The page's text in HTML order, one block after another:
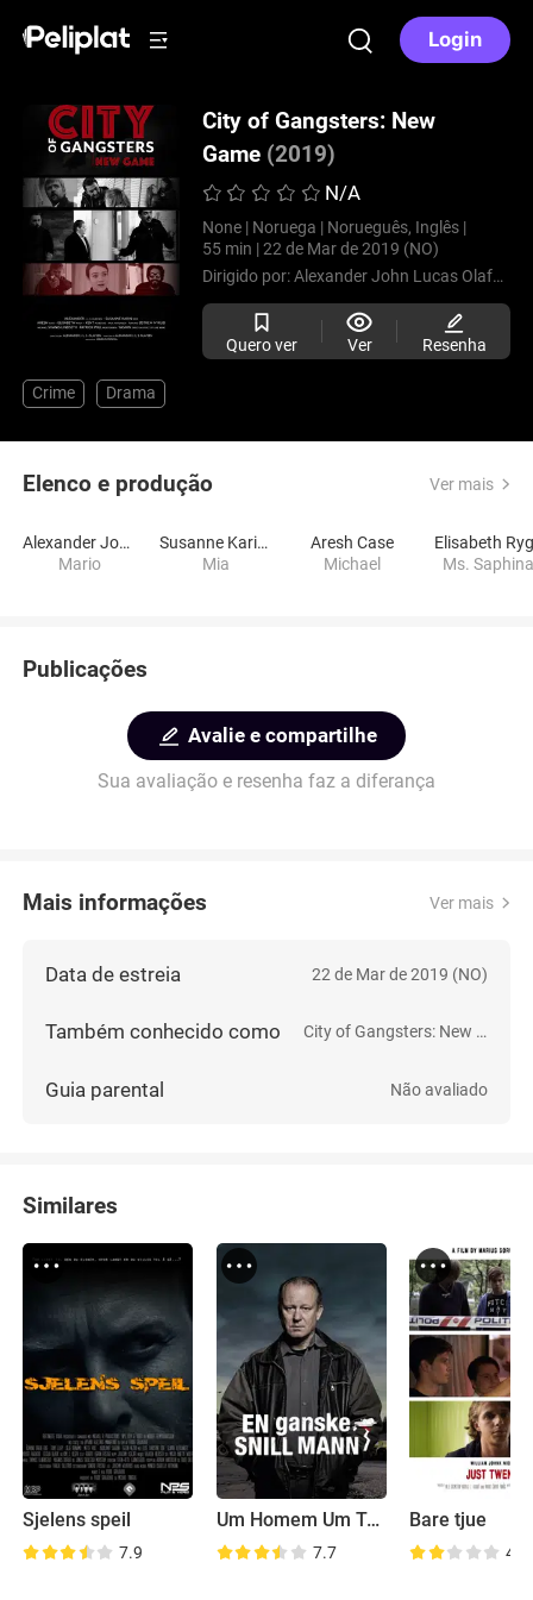
Login
City of Gangsters: New
Game (2019)
N/A
None | Noruega | Norueguês, Inglês |
55 min | 22 de Mar de 2019 (NO)
Dirigido por:Alexander John Lucas Olafsen
Quero ver Ver Resenha
Crime Drama
Elenco e produção Ver mais
Alexander John Lucas Olafsen
Mario
Susanne Karin Moe
Mia
Aresh Case
Michael
Elisabeth
Ms.
Publicações
Avalie e compartilhe
Sua avaliação e resenha faz a diferança
Mais informações Ver mais
Data de estreia 22 de Mar de 2019 (NO)
Também conhecido como City of Gangsters: New Game
Guia parental Não avaliado
Similares
Sjelens speil
7.9
Um Homem Um Tanto Gentil
7.7
Bare tjue
4.5